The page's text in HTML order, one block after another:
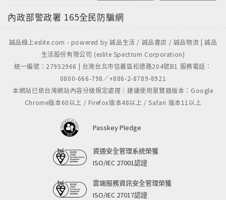
內政部警政署 165全民防騙網
誠品線上eslite.com - powered by 誠品生活 / 誠品書店 / 誠品物流 | 誠品
生活股份有限公司 (eslite Spectrum Corporation)
統一編號：27952966 | 台灣台北市信義區松德路204號B1 服務電話：
0800-666-798／+886-2-8789-8921
本網站已依台灣網站內容分級規定處理｜建議使用瀏覽器版本：Google
Chrome版本60以上 / Firefox版本48以上 / Safari 版本11以上
Passkey Pledge
資通安全管理系統榮獲
ISO/IEC 27001認證
雲端服務資訊安全管理榮獲
ISO/IEC 27017認證